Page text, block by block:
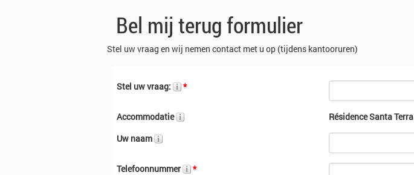
Bel mij terug formulier
Stel uw vraag en wij nemen contact met u op (tijdens kantooruren)
Stel uw vraag: *
Accommodatie
Résidence Santa Terra
Uw naam
Telefoonnummer *